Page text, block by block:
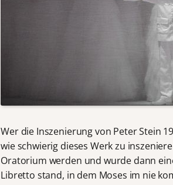
Wer die Inszenierung von Peter Stein
wie schwierig dieses Werk zu
Oratorium werden und wurde dann
Libretto stand, in dem Moses im nie